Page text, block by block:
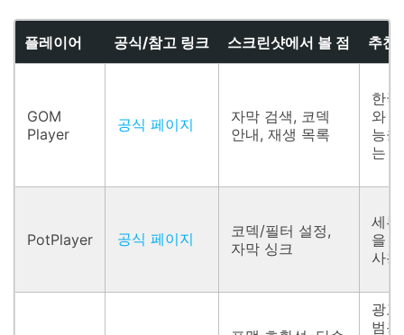
플레이어 공식/참고 링크 스크린샷에서 볼 점 추천
GOM
Player
공식 페이지
자막 검색, 코덱
안내, 재생 목록
한
와
능
는
PotPlayer 공식 페이지
코덱/필터 설정,
자막 싱크
세부
을
사용
광
범